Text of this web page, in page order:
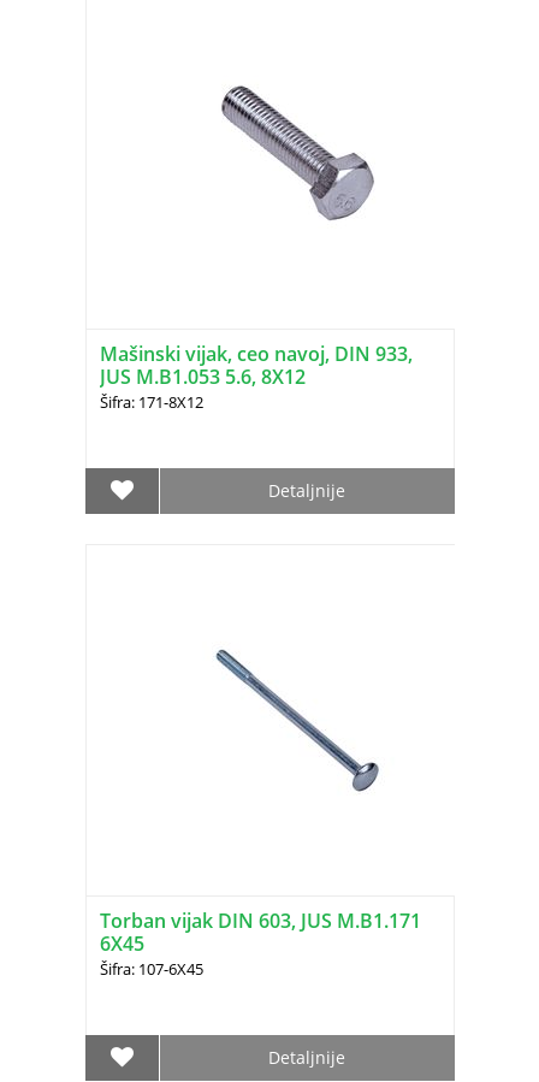
Mašinski vijak, ceo navoj, DIN 933,
JUS M.B1.053 5.6, 8X12
Šifra: 171-8X12
Detaljnije
Torban vijak DIN 603, JUS M.B1.171
6X45
Šifra: 107-6X45
Detaljnije